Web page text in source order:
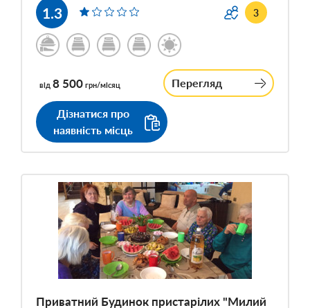
1.3 3
від 8 500 грн/місяц Перегляд
Дізнатися про
наявність місць
Приватний Будинок пристарілих "Милий